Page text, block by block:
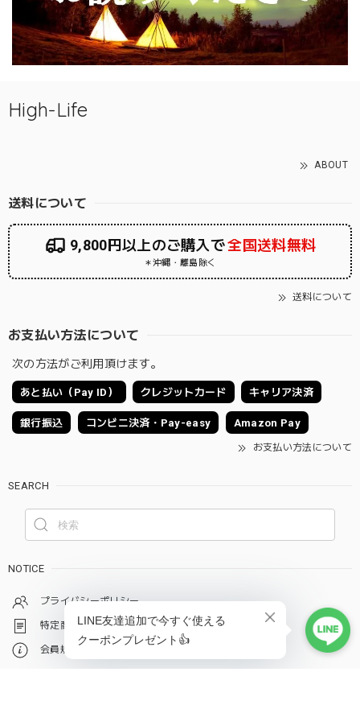
High-Life
ABOUT
送料について
9,800円以上のご購入で全国送料無料
＊沖縄・離島除く
送料について
お支払い方法について
次の方法がご利用頂けます。
あと払い（Pay ID） クレジットカード キャリア決済
銀行振込 コンビニ決済・Pay-easy Amazon Pay
お支払い方法について
SEARCH
NOTICE
プライバシーポリシー
特定商取引法に基づく表記
会員規約
ショップに質問する